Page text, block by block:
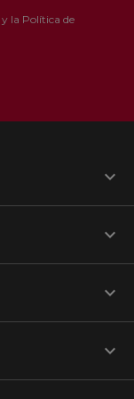
y la Política de



keyboard_arrow_down